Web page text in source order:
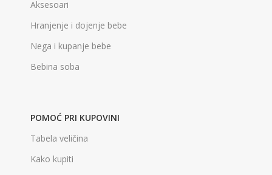
Aksesoari
Hranjenje i dojenje bebe
Nega i kupanje bebe
Bebina soba
POMOĆ PRI KUPOVINI
Tabela veličina
Kako kupiti